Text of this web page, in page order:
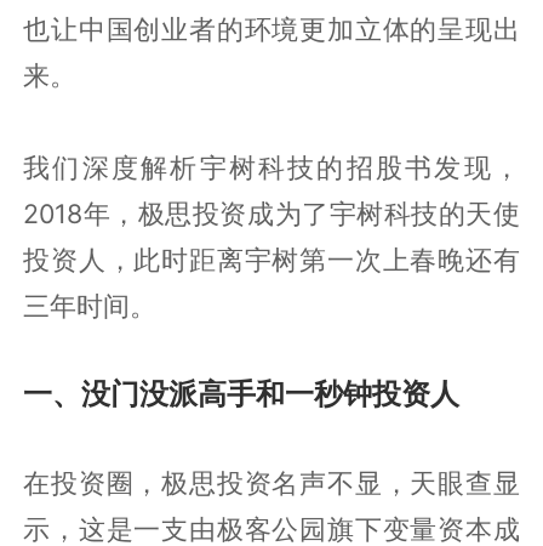
也让中国创业者的环境更加立体的呈现出
来。
我们深度解析宇树科技的招股书发现，
2018年，极思投资成为了宇树科技的天使
投资人，此时距离宇树第一次上春晚还有
三年时间。
一、没门没派高手和一秒钟投资人
在投资圈，极思投资名声不显，天眼查显
示，这是一支由极客公园旗下变量资本成